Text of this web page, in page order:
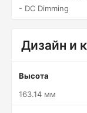
- DC Dimming
Дизайн и
Высота
163.14 мм